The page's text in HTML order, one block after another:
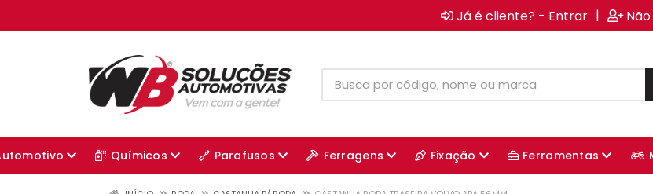
Já é cliente? - Entrar |
Químicos Parafusos Ferragens Fixação Ferramentas